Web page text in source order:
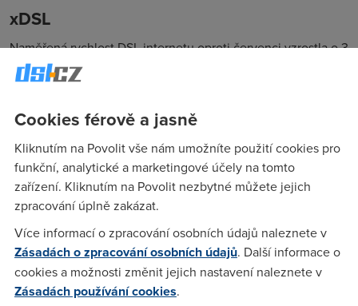
xDSL
Naměřená rychlost DSL internetu oproti červenci vzrostla o 3
%. Naměřili jsme rychlost
Mb/s
Český Bezdrát
4,40 46 %
GTS
8,35 0 %
7 %
O2 Czech
Republic, a.s.
T-Mobile
10,41 24 %
44 %
Vodafone
8,92 3 %
6 %
Celkem
10,41
Cookies férově a jasně
Kliknutím na Povolit vše nám umožníte použití cookies pro
funkční, analytické a marketingové účely na tomto
zařízení. Kliknutím na Povolit nezbytné můžete jejich
zpracování úplně zakázat.
Více informací o zpracování osobních údajů naleznete v
Zásadách o zpracování osobních údajů. Další informace o
cookies a možnosti změnit jejich nastavení naleznete v
Zásadách používání cookies.